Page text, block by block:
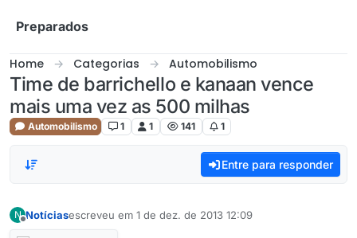
Preparados
Home Categorias Automobilismo
Time de barrichello e kanaan vence
mais uma vez as 500 milhas
Automobilismo 1 1 141 1
Entre para responder
N Notíciasescreveu em 1 de dez. de 2013 12:09
última edição por